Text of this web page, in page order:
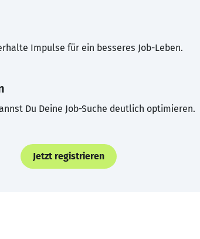
Impulse für ein besseres Job-Leben.
Du Deine Job-Suche deutlich optimieren.
Jetzt registrieren